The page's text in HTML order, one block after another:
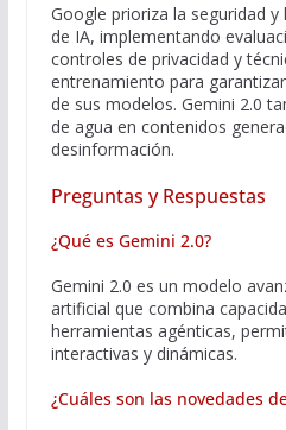
Google prioriza la seguridad
de IA, implementando
controles de privacidad y
entrenamiento para
de sus modelos. Gemini 2.0
de agua en contenidos
desinformación.
Preguntas y Respuestas
¿Qué es Gemini 2.0?
Gemini 2.0 es un modelo
artificial que combina
herramientas agénticas,
interactivas y dinámicas.
¿Cuáles son las novedades